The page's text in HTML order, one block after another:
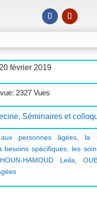
février 2019
2327 Vues
, Séminaires et
personnes âgées, la
besoins spécifiques, les
HAMOUD Leila,